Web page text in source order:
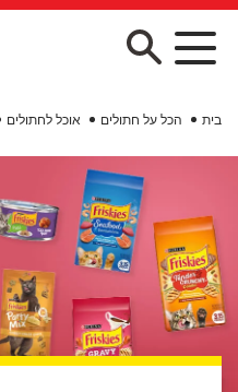
Skip to main content
בית הכל על חתולים אוכל לחתולים